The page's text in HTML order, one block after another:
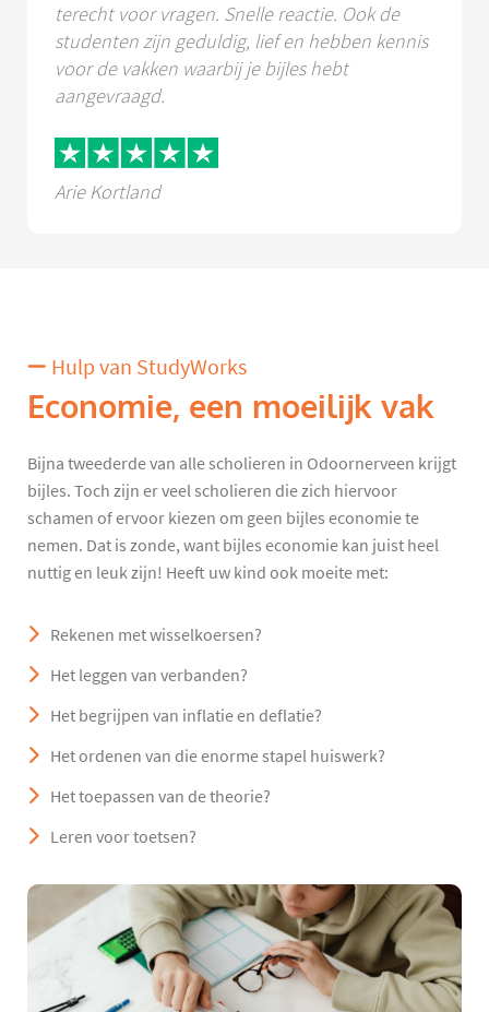
terecht voor vragen. Snelle reactie. Ook de
studenten zijn geduldig, lief en hebben kennis
voor de vakken waarbij je bijles hebt
aangevraagd.
Arie Kortland
Hulp van StudyWorks
Economie, een moeilijk vak
Bijna tweederde van alle scholieren in Odoornerveen krijgt
bijles. Toch zijn er veel scholieren die zich hiervoor
schamen of ervoor kiezen om geen bijles economie te
nemen. Dat is zonde, want bijles economie kan juist heel
nuttig en leuk zijn! Heeft uw kind ook moeite met:
Rekenen met wisselkoersen?
Het leggen van verbanden?
Het begrijpen van inflatie en deflatie?
Het ordenen van die enorme stapel huiswerk?
Het toepassen van de theorie?
Leren voor toetsen?